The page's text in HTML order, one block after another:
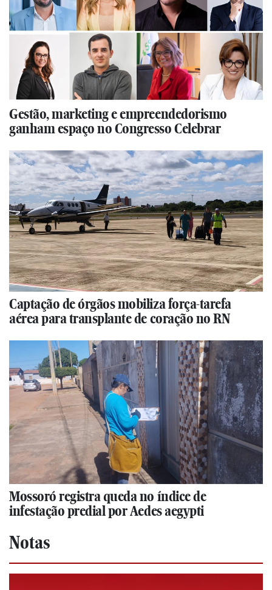
Gestão, marketing e empreendedorismo
ganham espaço no Congresso Celebrar
Captação de órgãos mobiliza força-tarefa
aérea para transplante de coração no RN
Mossoró registra queda no índice de
infestação predial por Aedes aegypti
Notas